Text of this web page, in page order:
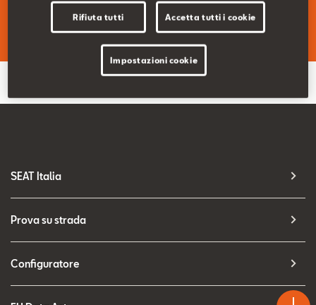
SEAT Usato Certificato
Scopri le nostre Offerte Service del momento.
SEAT Italia
Prova su strada
Configuratore
Drive
Chiama
Rifiuta tutti Accetta tutti i cookie
Impostazioni cookie